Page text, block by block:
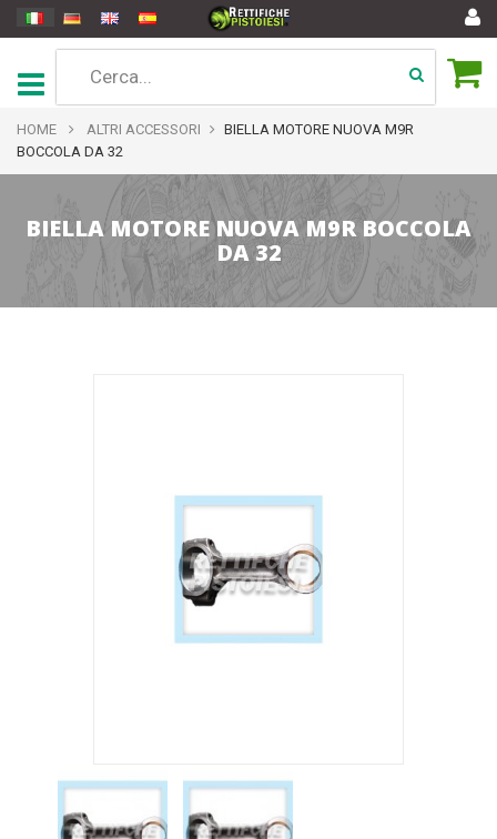
HOME ALTRI ACCESSORI
BIELLA MOTORE NUOVA M9R
BOCCOLA DA 32
BIELLA MOTORE NUOVA M9R BOCCOLA
DA 32